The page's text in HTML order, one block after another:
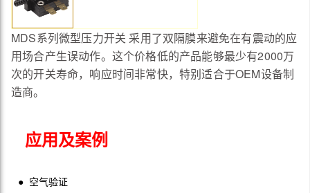
MDS系列微型压力开关 采用了双隔膜来避免在有震动的应
用场合产生误动作。这个价格低的产品能够最少有2000万
次的开关寿命，响应时间非常快，特别适合于OEM设备制
造商。
应用及案例
● 空气验证